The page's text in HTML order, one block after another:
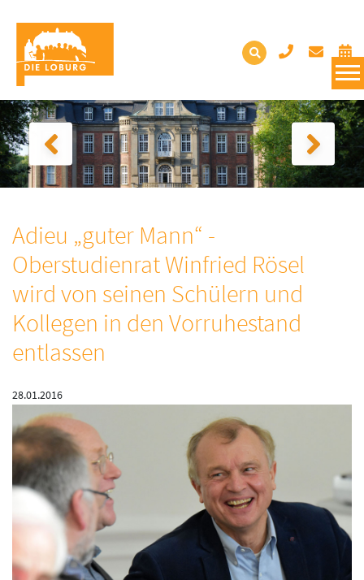
Adieu „guter Mann“ -
Oberstudienrat Winfried Rösel
wird von seinen Schülern und
Kollegen in den Vorruhestand
entlassen
28.01.2016